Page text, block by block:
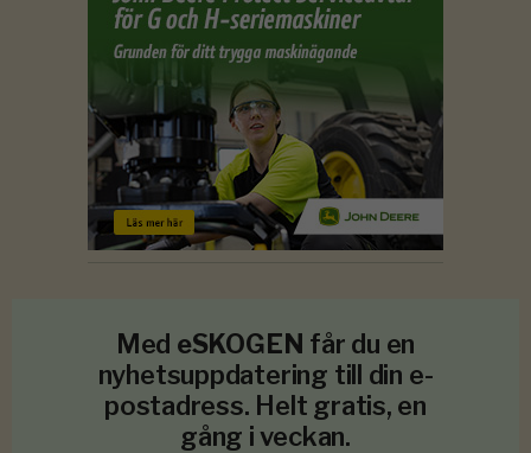
Med eSKOGEN får du en
nyhetsuppdatering till din e-
postadress. Helt gratis, en
gång i veckan.